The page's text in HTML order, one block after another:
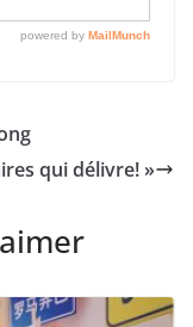
qui délivre! »